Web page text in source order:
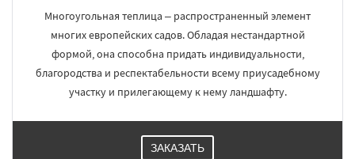
Многоугольная теплица – распространенный элемент
многих европейских садов. Обладая нестандартной
формой, она способна придать индивидуальности,
благородства и респектабельности всему приусадебному
участку и прилегающему к нему ландшафту.
ЗАКАЗАТЬ